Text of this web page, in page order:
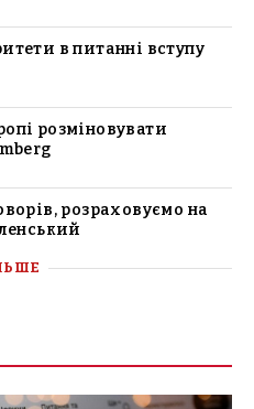
в питанні вступу
розміновувати
розраховуємо на